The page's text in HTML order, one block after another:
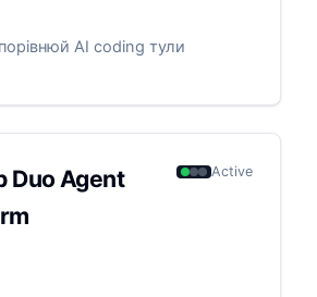
AI coding тули
Duo Agent
Active